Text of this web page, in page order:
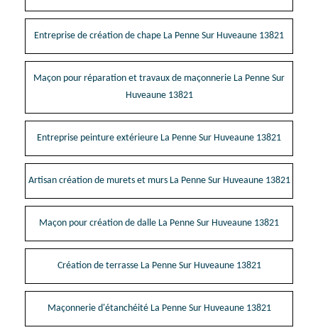
Entreprise de création de chape La Penne Sur Huveaune 13821
Maçon pour réparation et travaux de maçonnerie La Penne Sur
Huveaune 13821
Entreprise peinture extérieure La Penne Sur Huveaune 13821
Artisan création de murets et murs La Penne Sur Huveaune 13821
Maçon pour création de dalle La Penne Sur Huveaune 13821
Création de terrasse La Penne Sur Huveaune 13821
Maçonnerie d'étanchéité La Penne Sur Huveaune 13821